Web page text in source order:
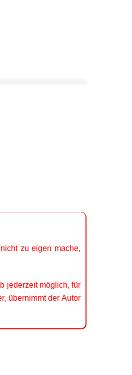
zu eigen mache,
jederzeit möglich, für
übernimmt der Autor